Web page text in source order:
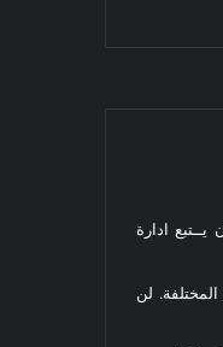
ادارة
لن